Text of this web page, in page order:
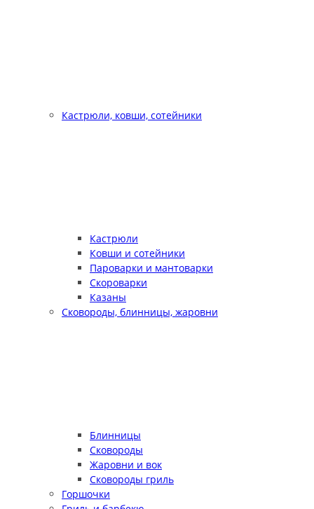
Кастрюли, ковши, сотейники
Кастрюли
Ковши и сотейники
Пароварки и мантоварки
Скороварки
Казаны
Сковороды, блинницы, жаровни
Блинницы
Сковороды
Жаровни и вок
Сковороды гриль
Горшочки